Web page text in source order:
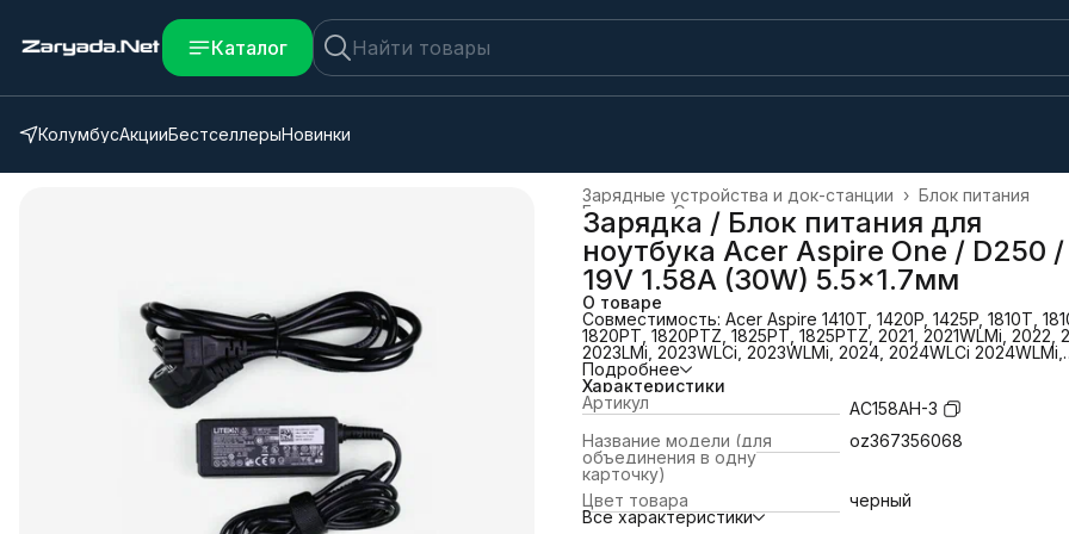
Каталог
КолумбусАкцииБестселлерыНовинки
Блок питания
Зарядные устройства и док-станции ›
Электроника
Главная
Зарядка / Блок питания для
ноутбука Acer Aspire One / D250 /
19V 1.58A (30W) 5.5x1.7мм
О товаре
Совместимость: Acer Aspire 1410T, 1420P, 1425P, 1810T,
1820PT, 1820PTZ, 1825PT, 1825PTZ, 2021, 2021WLMi, 2022,
2023LMi, 2023WLCi, 2023WLMi, 2024, 2024WLCi 2024WLMi,
2025, 2025LMi, 2025WLMi, 2026, 2026LMi, 2026WLMi, Aspire
531H, 532H, 721, 751, 751H, 752, A110, A110-1295, A110-AB,
A110X, A150, D150,A150L, A150X, D210, D250, D255, D255E,
D260, E100, Happy, Happy 2, KAV10, KAV60, NAV50, P531,
PAV70, ZA3, ZH6, ZG5, ZG8, Chromebook AC700 Ferrari One
200, TravelMate 8172, 8172T, 8172Z, eMachines 250, EM250,
EM355, Dell Mini 9, Mini 10, Mini 12 Совместимые P/N: PA-
04, LC.ADT00.006, PP39S, Y200J, 330-2063
Подробнее
Характеристики
Артикул
AC158AH-3
Название модели (для
объединения в одну
карточку)
oz367356068
Цвет товара
черный
Все характеристики